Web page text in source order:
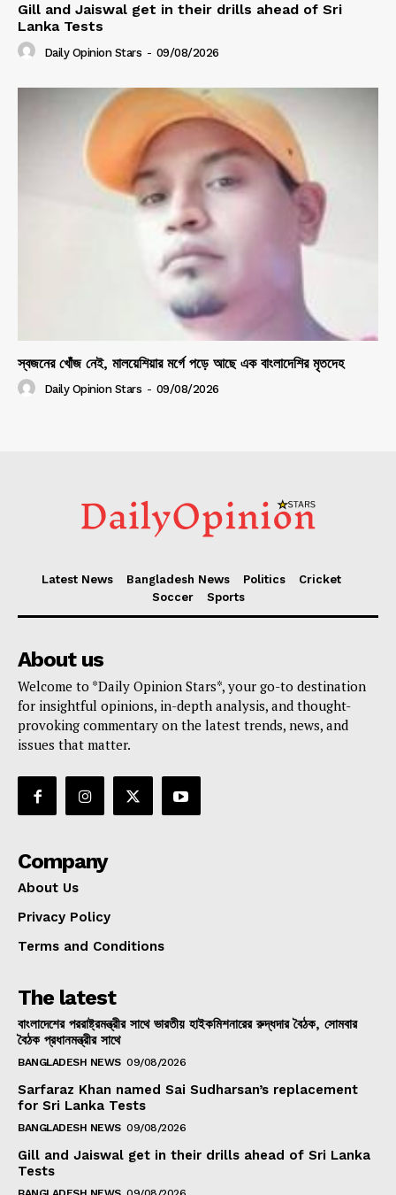
Gill and Jaiswal get in their drills ahead of Sri
Lanka Tests
Daily Opinion Stars - 09/08/2026
স্বজনের খোঁজ নেই, মালয়েশিয়ার মর্গে পড়ে আছে এক বাংলাদেশির মৃতদেহ
Daily Opinion Stars - 09/08/2026
Latest News Bangladesh News Politics
Cricket
Soccer
Sports
About us
Welcome to *Daily Opinion Stars*, your go-to destination
for insightful opinions, in-depth analysis, and thought-
provoking commentary on the latest trends, news, and
issues that matter.
Company
About Us
Privacy Policy
Terms and Conditions
The latest
বাংলাদেশের পররাষ্ট্রমন্ত্রীর সাথে ভারতীয় হাইকমিশনারের রুদ্ধদার বৈঠক, সোমবার
বৈঠক প্রধানমন্ত্রীর সাথে
BANGLADESH NEWS 09/08/2026
Sarfaraz Khan named Sai Sudharsan’s replacement
for Sri Lanka Tests
BANGLADESH NEWS 09/08/2026
Gill and Jaiswal get in their drills ahead of Sri Lanka
Tests